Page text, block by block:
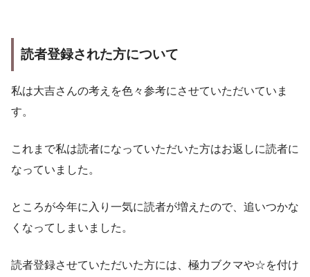
読者登録された方について
私は大吉さんの考えを色々参考にさせていただいていま
す。
これまで私は読者になっていただいた方はお返しに読者に
なっていました。
ところが今年に入り一気に読者が増えたので、追いつかな
くなってしまいました。
読者登録させていただいた方には、極力ブクマや☆を付け